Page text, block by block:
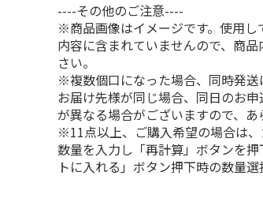
----その他のご注意----
※商品画像はイメージです。使用
内容に含まれていませんので、商
さい。
※複数個口になった場合、同時発
お届け先様が同じ場合、同日のお
が異なる場合がございますので、あ
※11点以上、ご購入希望の場合は
数量を入力し「再計算」ボタンを
トに入れる」ボタン押下時の数量選